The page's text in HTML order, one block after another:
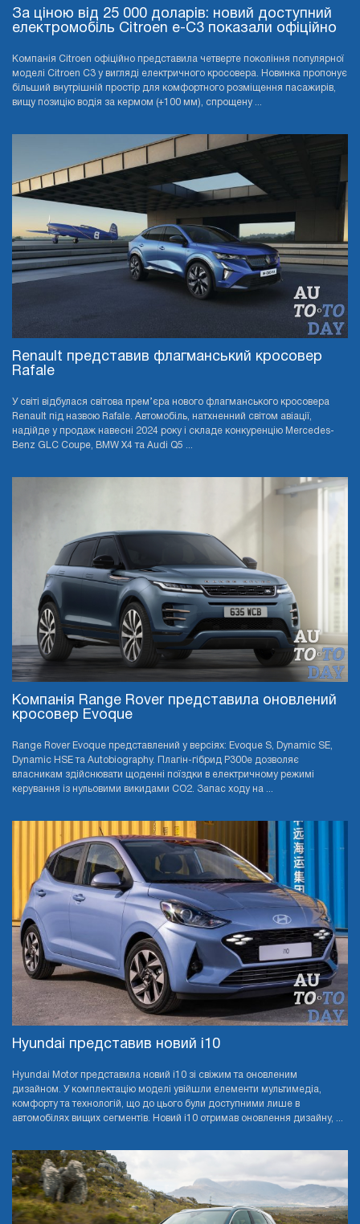
За ціною від 25 000 доларів: новий доступний
електромобіль Citroen e-C3 показали офіційно
Компанія Citroen офіційно представила четверте покоління популярної
моделі Citroen C3 у вигляді електричного кросовера. Новинка пропонує
більший внутрішній простір для комфортного розміщення пасажирів,
вищу позицію водія за кермом (+100 мм), спрощену ...
Renault представив флагманський кросовер
Rafale
У світі відбулася світова прем’єра нового флагманського кросовера
Renault під назвою Rafale. Автомобіль, натхненний світом авіації,
надійде у продаж навесні 2024 року і складе конкуренцію Mercedes-
Benz GLC Coupe, BMW X4 та Audi Q5 ...
Компанія Range Rover представила оновлений
кросовер Evoque
Range Rover Evoque представлений у версіях: Evoque S, Dynamic SE,
Dynamic HSE та Autobiography. Плагін-гібрид P300e дозволяє
власникам здійснювати щоденні поїздки в електричному режимі
керування із нульовими викидами CO2. Запас ходу на ...
Hyundai представив новий i10
Hyundai Motor представила новий i10 зі свіжим та оновленим
дизайном. У комплектацію моделі увійшли елементи мультимедіа,
комфорту та технологій, що до цього були доступними лише в
автомобілях вищих сегментів. Новий i10 отримав оновлення дизайну, ...